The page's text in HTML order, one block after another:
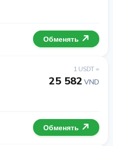
Обменять
1 USDT =
25 582 VND
Обменять